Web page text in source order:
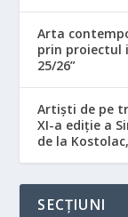
Arta
prin proiectul
25/26”
Artiști de pe
XI-a ediție a
de la
SECȚIUNI